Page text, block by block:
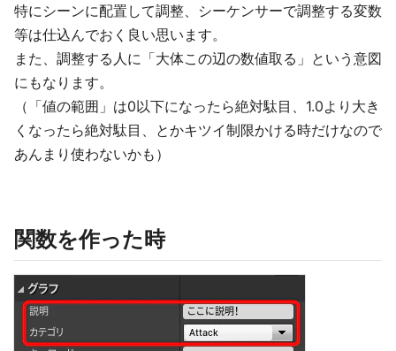
特にシーンに配置して調整、シーケンサーで調整する変数
等は仕込んでおく良い思います。
また、調整する人に「大体この辺の数値取る」という意図
にもなります。
（「値の範囲」は0以下になったら絶対駄目、1.0より大き
くなったら絶対駄目、とかキツイ制限かける時だけなので
あんまり使わないかも）
関数を作った時